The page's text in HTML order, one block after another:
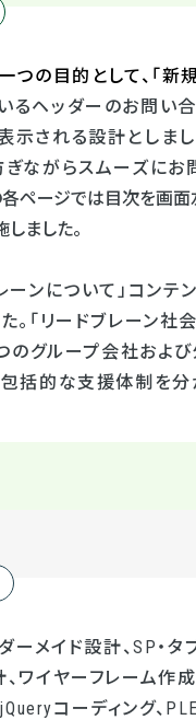
つの目的として、「
ヘッダーのお問い合わ
される設計としま
ながらスムーズにお
の各ページでは目次を
ました。
ーンについて」コン
。「リードブレーン
のグループ会社およ
括的な支援体制を分
ーメイド設計、SP・
ワイヤーフレーム作成
コーディング、